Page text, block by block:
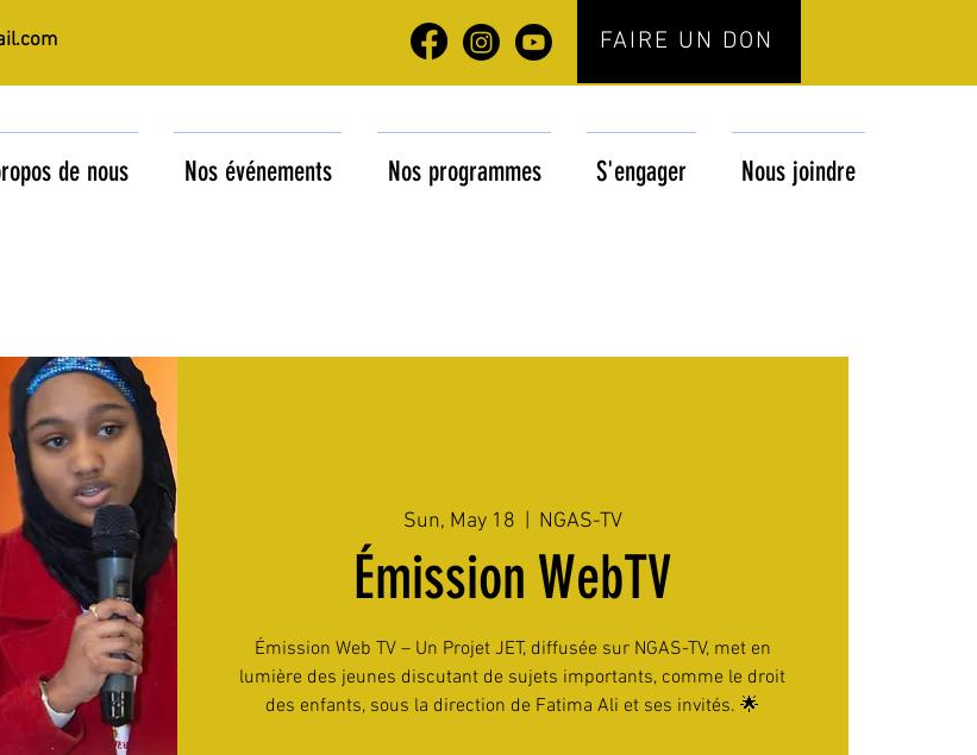
FAIRE UN DON
de nous Nos événements Nos programmes S'engager Nous joindre
Sun, May 18 NGAS-TV
Émission WebTV
Émission Web TV – Un Projet JET, diffusée sur NGAS-TV, met en
lumière des jeunes discutant de sujets importants, comme le droit
des enfants, sous la direction de Fatima Ali et ses invités. 🌟